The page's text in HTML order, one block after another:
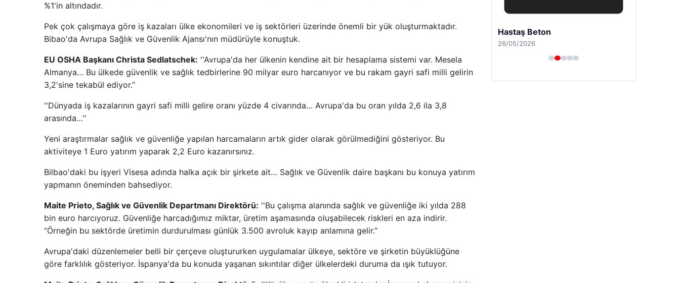
%1'in altındadır.
Pek çok çalışmaya göre iş kazaları ülke ekonomileri ve iş sektörleri üzerinde önemli bir yük oluşturmaktadır.
Bibao'da Avrupa Sağlık ve Güvenlik Ajansı'nın müdürüyle konuştuk.
EU OSHA Başkanı Christa Sedlatschek: ''Avrupa'da her ülkenin kendine ait bir hesaplama sistemi var. Mesela
Almanya… Bu ülkede güvenlik ve sağlık tedbirlerine 90 milyar euro harcanıyor ve bu rakam gayri safi milli gelirin
3,2'sine tekabül ediyor.”
''Dünyada iş kazalarının gayri safi milli gelire oranı yüzde 4 civarında… Avrupa'da bu oran yılda 2,6 ila 3,8
arasında…''
Yeni araştırmalar sağlık ve güvenliğe yapılan harcamaların artık gider olarak görülmediğini gösteriyor. Bu
aktiviteye 1 Euro yatırım yaparak 2,2 Euro kazanırsınız.
Bilbao'daki bu işyeri Visesa adında halka açık bir şirkete ait… Sağlık ve Güvenlik daire başkanı bu konuya yatırım
yapmanın öneminden bahsediyor.
Maite Prieto, Sağlık ve Güvenlik Departmanı Direktörü: ''Bu çalışma alanında sağlık ve güvenliğe iki yılda 288
bin euro harcıyoruz. Güvenliğe harcadığımız miktar, üretim aşamasında oluşabilecek riskleri en aza indirir.
“Örneğin bu sektörde üretimin durdurulması günlük 3.500 avroluk kayıp anlamına gelir.”
Avrupa'daki düzenlemeler belli bir çerçeve oluştururken uygulamalar ülkeye, sektöre ve şirketin büyüklüğüne
göre farklılık gösteriyor. İspanya'da bu konuda yaşanan sıkıntılar diğer ülkelerdeki duruma da ışık tutuyor.
Hastaş Beton
26/05/2026